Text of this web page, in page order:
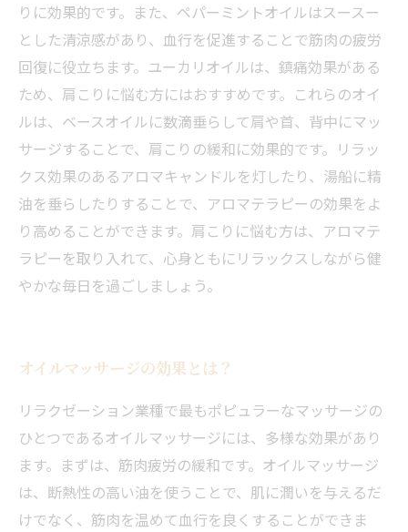
りに効果的です。また、ペパーミントオイルはスースー
とした清涼感があり、血行を促進することで筋肉の疲労
回復に役立ちます。ユーカリオイルは、鎮痛効果がある
ため、肩こりに悩む方にはおすすめです。これらのオイ
ルは、ベースオイルに数滴垂らして肩や首、背中にマッ
サージすることで、肩こりの緩和に効果的です。リラッ
クス効果のあるアロマキャンドルを灯したり、湯船に精
油を垂らしたりすることで、アロマテラピーの効果をよ
り高めることができます。肩こりに悩む方は、アロマテ
ラピーを取り入れて、心身ともにリラックスしながら健
やかな毎日を過ごしましょう。
オイルマッサージの効果とは？
リラクゼーション業種で最もポピュラーなマッサージの
ひとつであるオイルマッサージには、多様な効果があり
ます。まずは、筋肉疲労の緩和です。オイルマッサージ
は、断熱性の高い油を使うことで、肌に潤いを与えるだ
けでなく、筋肉を温めて血行を良くすることができま